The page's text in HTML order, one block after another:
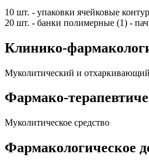
10 шт. - упаковки ячейковые
20 шт. - банки полимерные (1) -
Клинико-
Муколитический и
Фармако-
Муколитическое средство
Фармакологическое